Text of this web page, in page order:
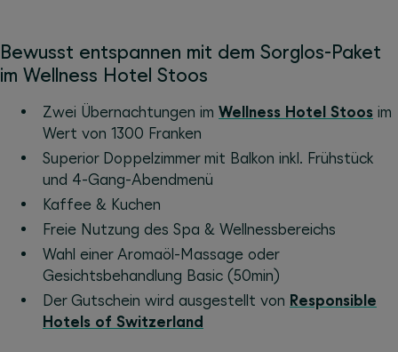
Bewusst entspannen mit dem Sorglos-Paket
im Wellness Hotel Stoos
Zwei Übernachtungen im Wellness Hotel Stoos im
Wert von 1300 Franken
Superior Doppelzimmer mit Balkon inkl. Frühstück
und 4-Gang-Abendmenü
Kaffee & Kuchen
Freie Nutzung des Spa & Wellnessbereichs
Wahl einer Aromaöl-Massage oder
Gesichtsbehandlung Basic (50min)
Der Gutschein wird ausgestellt von Responsible
Hotels of Switzerland